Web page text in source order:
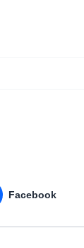
Facebook